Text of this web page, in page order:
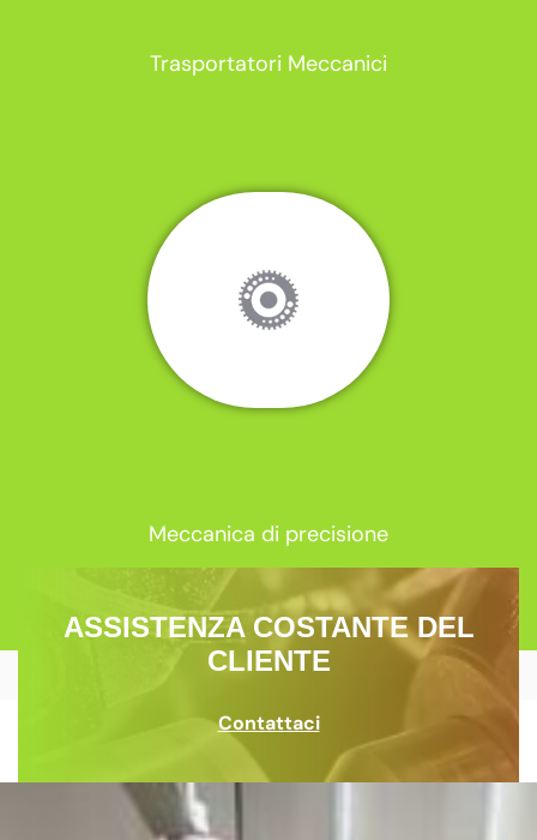
Trasportatori Meccanici
Meccanica di precisione
ASSISTENZA COSTANTE DEL
CLIENTE
Contattaci